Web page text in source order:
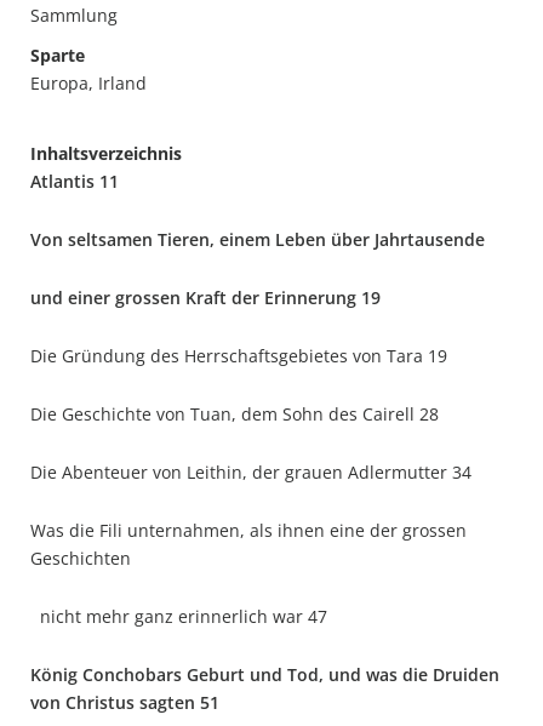
Sammlung
Sparte
Europa, Irland
Inhaltsverzeichnis
Atlantis 11
Von seltsamen Tieren, einem Leben über Jahrtausende
und einer grossen Kraft der Erinnerung 19
Die Gründung des Herrschaftsgebietes von Tara 19
Die Geschichte von Tuan, dem Sohn des Cairell 28
Die Abenteuer von Leithin, der grauen Adlermutter 34
Was die Fili unternahmen, als ihnen eine der grossen
Geschichten
nicht mehr ganz erinnerlich war 47
König Conchobars Geburt und Tod, und was die Druiden
von Christus sagten 51